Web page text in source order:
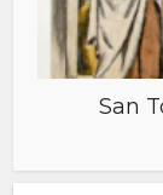
San